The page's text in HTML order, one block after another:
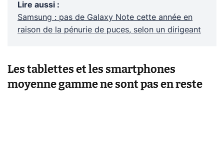
Lire aussi :
Samsung : pas de Galaxy Note cette année en
raison de la pénurie de puces, selon un dirigeant
Les tablettes et les smartphones
moyenne gamme ne sont pas en reste